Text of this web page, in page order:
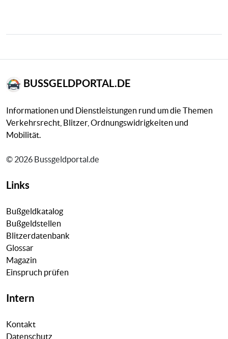
BUSSGELDPORTAL.DE
Informationen und Dienstleistungen rund um die Themen
Verkehrsrecht, Blitzer, Ordnungswidrigkeiten und
Mobilität.
© 2026 Bussgeldportal.de
Links
Bußgeldkatalog
Bußgeldstellen
Blitzerdatenbank
Glossar
Magazin
Einspruch prüfen
Intern
Kontakt
Datenschutz